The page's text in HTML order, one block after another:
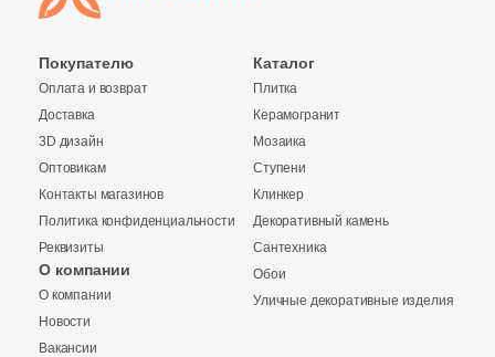
Купить в 1 клик
Покупателю
Оплата и возврат
Доставка
3D дизайн
Оптовикам
Контакты магазинов
Политика конфиденциальности
Реквизиты
О компании
О компании
Новости
Вакансии
Каталог
Плитка
Керамогранит
Мозаика
Ступени
Клинкер
Декоративный камень
Сантехника
Обои
Уличные декоративные изделия